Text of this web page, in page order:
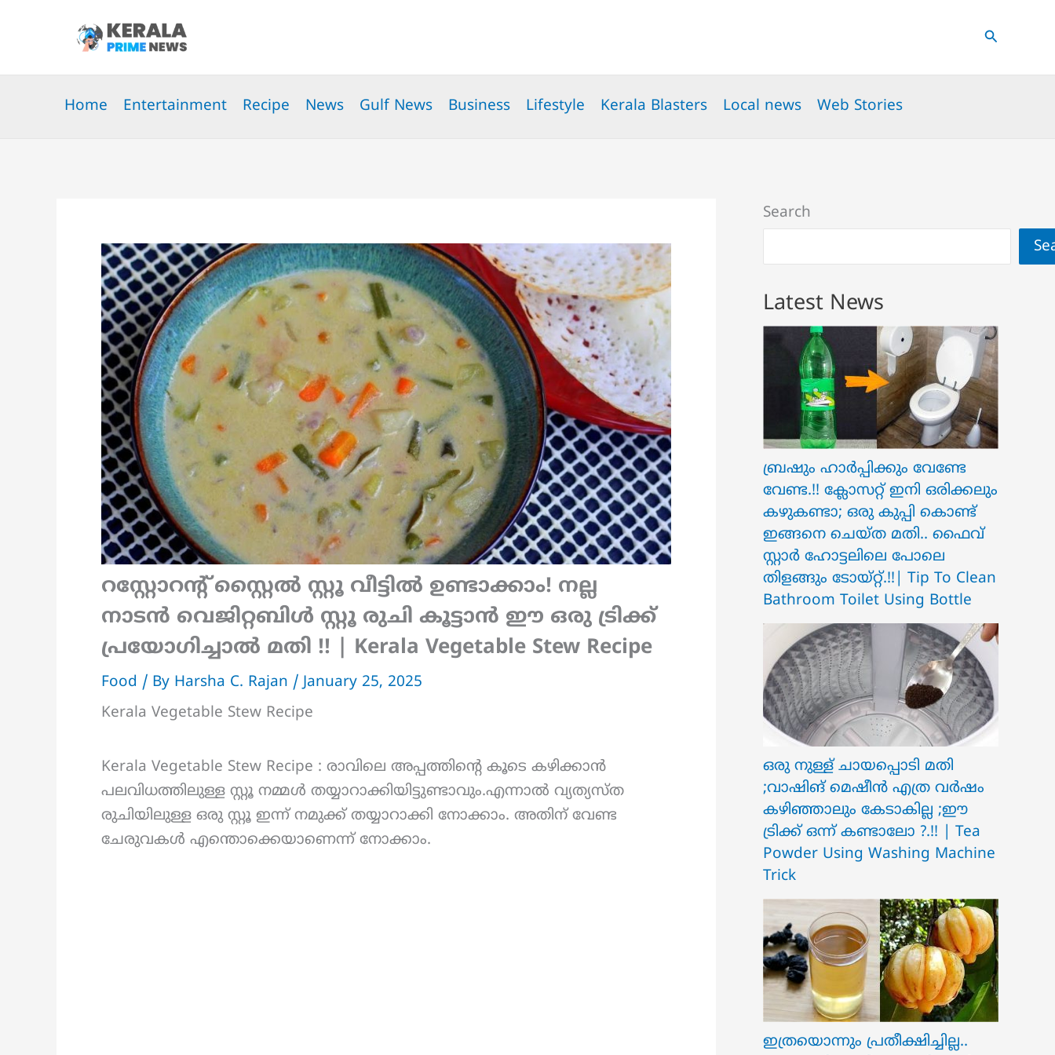
Search
Home Entertainment Recipe News Gulf News Business Lifestyle Kerala Blasters Local news Web Stories
റസ്റ്റോറൻ്റ് സ്റ്റൈൽ സ്റ്റൂ വീട്ടിൽ ഉണ്ടാക്കാം! നല്ല
നാടൻ വെജിറ്റബിൾ സ്റ്റൂ രുചി കൂട്ടാൻ ഈ ഒരു ട്രിക്ക്
പ്രയോഗിച്ചാൽ മതി !! | Kerala Vegetable Stew Recipe
Food / By Harsha C. Rajan / January 25, 2025
Kerala Vegetable Stew Recipe
Kerala Vegetable Stew Recipe : രാവിലെ അപ്പത്തിൻ്റെ കൂടെ കഴിക്കാൻ
പലവിധത്തിലുള്ള സ്റ്റൂ നമ്മൾ തയ്യാറാക്കിയിട്ടുണ്ടാവും.എന്നാൽ വ്യത്യസ്ത
രുചിയിലുള്ള ഒരു സ്റ്റൂ ഇന്ന് നമുക്ക് തയ്യാറാക്കി നോക്കാം. അതിന് വേണ്ട
ചേരുവകൾ എന്തൊക്കെയാണെന്ന് നോക്കാം.
Search
Latest News
ബ്രഷും ഹാർപ്പിക്കും വേണ്ടേ
വേണ്ട.!! ക്ലോസറ്റ് ഇനി ഒരിക്കലും
കഴുകണ്ടാ; ഒരു കുപ്പി കൊണ്ട്
ഇങ്ങനെ ചെയ്ത മതി.. ഫൈവ്
സ്റ്റാർ ഹോട്ടലിലെ പോലെ
തിളങ്ങും ടോയ്റ്റ്.!!| Tip To Clean
Bathroom Toilet Using Bottle
ഒരു നുള്ള് ചായപ്പൊടി മതി
;വാഷിങ് മെഷീൻ എത്ര വർഷം
കഴിഞ്ഞാലും കേടാകില്ല ;ഈ
ട്രിക്ക് ഒന്ന് കണ്ടാലോ ?.!! | Tea
Powder Using Washing Machine
Trick
ഇത്രയൊന്നും പ്രതീക്ഷിച്ചില്ല..